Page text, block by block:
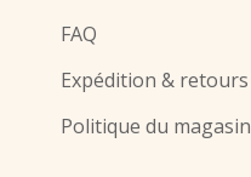
FAQ
Expédition & retours
Politique du magasin